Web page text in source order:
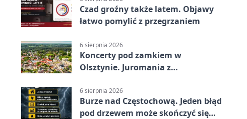
Czad groźny także latem. Objawy
łatwo pomylić z przegrzaniem
6 sierpnia 2026
Koncerty pod zamkiem w
Olsztynie. Juromania z
6 sierpnia 2026
Burze nad Częstochową. Jeden błąd
pod drzewem może skończyć się